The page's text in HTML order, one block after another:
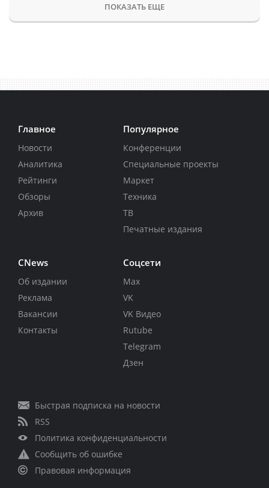
ПОКАЗАТЬ ЕЩЕ
Главное
Новости
Аналитика
Рейтинги
Обзоры
Архив
Популярное
Конференции
Специальные проекты
Маркет
Техника
ТВ
Печатные издания
CNews
Об издании
Реклама
Вакансии
Контакты
Соцсети
Max
VK
VK Видео
Rutube
Telegram
Дзен
Быстрая подписка на новости
RSS
Политика конфиденциальности
Сообщить об ошибке
Правовая информация